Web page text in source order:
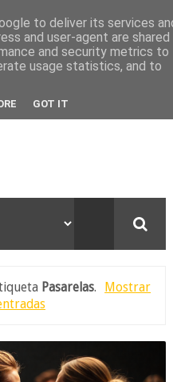
Pasarelas.
Mostrar
to deliver its services
and user-agent are shared
and security metrics to
usage statistics, and to
GOT IT